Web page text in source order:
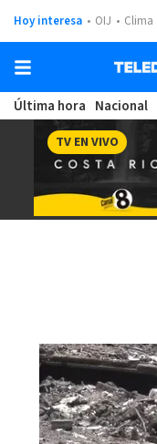
Hoy interesa OIJ Clima
Última hora Nacional
TV EN VIVO